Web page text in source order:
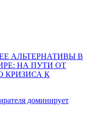
АЛЬТЕРНАТИВЫ В
НА ПУТИ ОТ
КРИЗИСА К
доминирует